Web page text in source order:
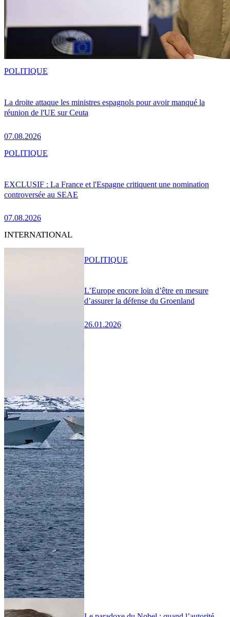
La droite attaque les ministres espagnols pour avoir manqué la
réunion de l'UE sur Ceuta
07.08.2026
POLITIQUE
EXCLUSIF : La France et l'Espagne critiquent une nomination
controversée au SEAE
07.08.2026
POLITIQUE
INTERNATIONAL
L’Europe encore loin d’être en mesure
d’assurer la défense du Groenland
26.01.2026
POLITIQUE